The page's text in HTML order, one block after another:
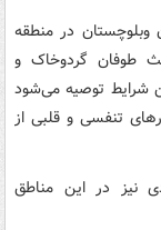
در منطقه
طوفان گردوخاک و
شرایط توصیه می‌شود
تنفسی و قلبی از
نیز در این مناطق